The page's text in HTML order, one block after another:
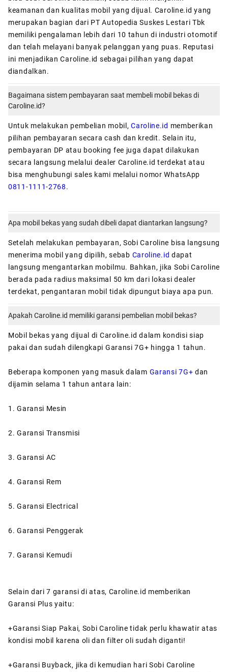
keamanan dan kualitas mobil yang dijual. Caroline.id yang
merupakan bagian dari PT Autopedia Suskes Lestari Tbk
memiliki pengalaman lebih dari 10 tahun di industri otomotif
dan telah melayani banyak pelanggan yang puas. Reputasi
ini menjadikan Caroline.id sebagai pilihan yang dapat
diandalkan.
Bagaimana sistem pembayaran saat membeli mobil bekas di
Caroline.id?
Untuk melakukan pembelian mobil,Caroline.id memberikan
pilihan pembayaran secara cash dan kredit. Selain itu,
pembayaran DP atau booking fee juga dapat dilakukan
secara langsung melalui dealer Caroline.id terdekat atau
bisa menghubungi sales kami melalui nomor WhatsApp
0811-1111-2768.
Apa mobil bekas yang sudah dibeli dapat diantarkan langsung?
Setelah melakukan pembayaran, Sobi Caroline bisa langsung
menerima mobil yang dipilih, sebab Caroline.id dapat
langsung mengantarkan mobilmu. Bahkan, jika Sobi Caroline
berada pada radius maksimal 50 km dari lokasi dealer
terdekat, pengantaran mobil tidak dipungut biaya apa pun.
Apakah Caroline.id memiliki garansi pembelian mobil bekas?
Mobil bekas yang dijual di Caroline.id dalam kondisi siap
pakai dan sudah dilengkapi Garansi 7G+ hingga 1 tahun.
Beberapa komponen yang masuk dalam Garansi 7G+ dan
dijamin selama 1 tahun antara lain:
1. Garansi Mesin
2. Garansi Transmisi
3. Garansi AC
4. Garansi Rem
5. Garansi Electrical
6. Garansi Penggerak
7. Garansi Kemudi
Selain dari 7 garansi di atas, Caroline.id memberikan
Garansi Plus yaitu:
+Garansi Siap Pakai, Sobi Caroline tidak perlu khawatir atas
kondisi mobil karena oli dan filter oli sudah diganti!
+Garansi Buyback, jika di kemudian hari Sobi Caroline